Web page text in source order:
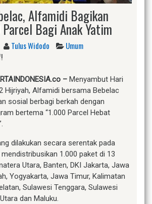
Alfamidi Bagikan
Bagi Anak Yatim
Tulus Widodo
Umum
– Menyambut Hari
Hijriyah, Alfamidi bersama Bebelac
sosial berbagi berkah dengan
bertema “1.000 Parcel Hebat
dilakukan secara serentak pada
1.000 paket di 13
Utara, Banten, DKI Jakarta, Jawa
Yogyakarta, Jawa Timur, Kalimatan
Sulawesi Tenggara, Sulawesi
dan Maluku.